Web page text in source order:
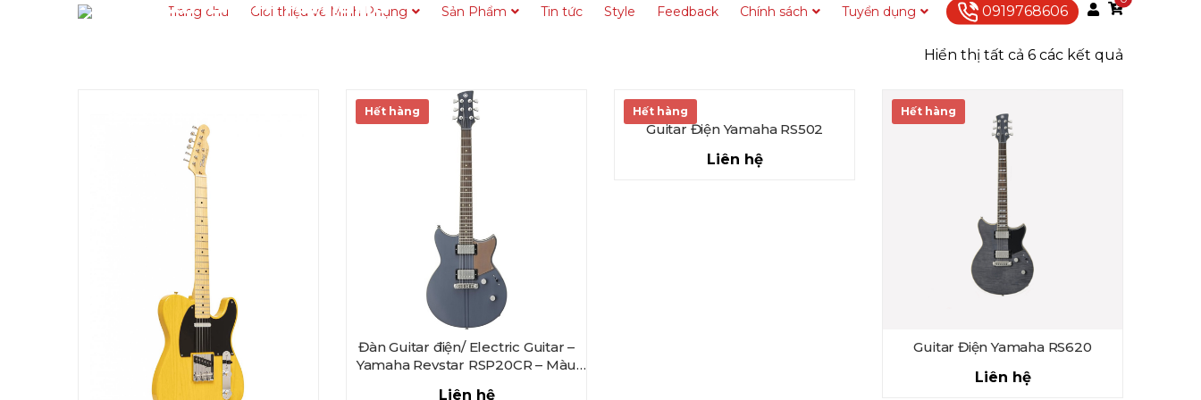
Trang chủ Giới thiệu về Minh Phụng Sản Phẩm Tin tức Style Feedback Chính sách Tuyển dụng Liên hệ0919768606
Hiển thị tất cả 6 các kết quả
Hết hàng
Đàn Guitar điện/ Electric Guitar –
Yamaha Revstar RSP20CR – Màu
Liên hệ
Hết hàng
Guitar Điện Yamaha RS502
Liên hệ
Hết hàng
Guitar Điện Yamaha RS620
Liên hệ